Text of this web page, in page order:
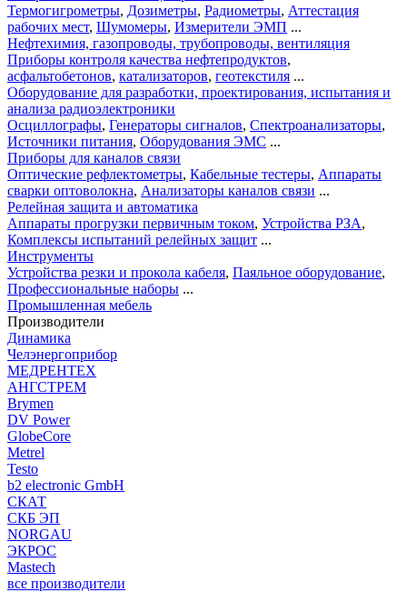
Термогигрометры, Дозиметры, Радиометры, Аттестация
рабочих мест, Шумомеры, Измерители ЭМП ...
Нефтехимия, газопроводы, трубопроводы, вентиляция
Приборы контроля качества нефтепродуктов,
асфальтобетонов, катализаторов, геотекстиля ...
Оборудование для разработки, проектирования, испытания и
анализа радиоэлектроники
Осциллографы, Генераторы сигналов, Спектроанализаторы,
Источники питания, Оборудования ЭМС ...
Приборы для каналов связи
Оптические рефлектометры, Кабельные тестеры, Аппараты
сварки оптоволокна, Анализаторы каналов связи ...
Релейная защита и автоматика
Аппараты прогрузки первичным током, Устройства РЗА,
Комплексы испытаний релейных защит ...
Инструменты
Устройства резки и прокола кабеля, Паяльное оборудование,
Профессиональные наборы ...
Промышленная мебель
Производители
Динамика
Челэнергоприбор
МЕДРЕНТЕХ
АНГСТРЕМ
Brymen
DV Power
GlobeCore
Metrel
Testo
b2 electronic GmbH
СКАТ
СКБ ЭП
NORGAU
ЭКРОС
Mastech
все производители